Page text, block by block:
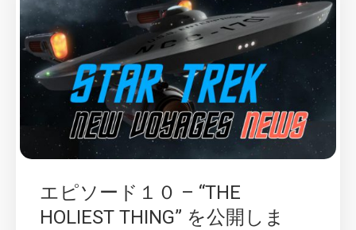
エピソード１０ – “THE
HOLIEST THING” を公開しま